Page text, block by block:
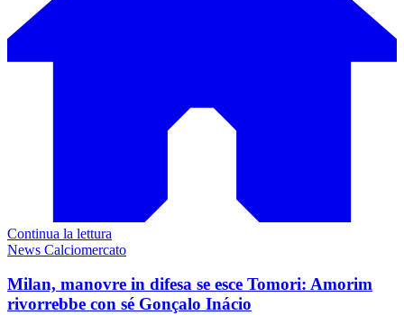
Continua la lettura
News Calciomercato
Milan, manovre in difesa se esce Tomori: Amorim
rivorrebbe con sé Gonçalo Inácio